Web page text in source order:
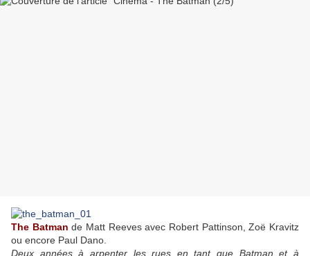
The Batman de Matt Reeves avec Robert Pattinson, Zoë Kravitz
ou encore Paul Dano.
Deux années à arpenter les rues en tant que Batman et à